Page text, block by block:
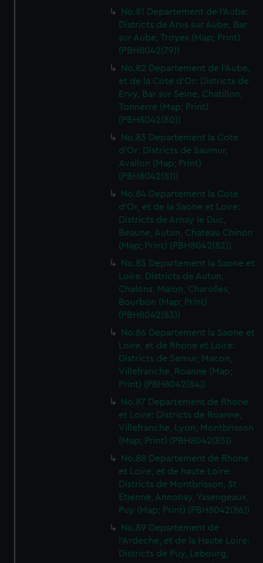
No.81 Departement de l'Aube:
Districts de Arus sur Aube, Bar
sur Aube, Troyes (Map; Print)
(PBH8042(79))
No.82 Departement de l'Aube,
et de la Cote d'Or: Districts de
Ervy, Bar sur Seine, Chatillon,
Tonnerre (Map; Print)
(PBH8042(80))
No.83 Departement la Cote
d'Or: Districts de Saumur,
Avallon (Map; Print)
(PBH8042(81))
No.84 Departement la Cote
d'Or, et de la Saone et Loire:
Districts de Arnay le Duc,
Beaune, Autun, Chateau Chinon
(Map; Print) (PBH8042(82))
No.85 Departement la Saone et
Loire: Districts de Autun,
Chalons, Maion, Charolles,
Bourbon (Map; Print)
(PBH8042(83))
No.86 Departement la Saone et
Loire, et de Rhone et Loire:
Districts de Semur, Macon,
Villefranche, Roanne (Map;
Print) (PBH8042(84))
No.87 Departement de Rhone
et Loire: Districts de Roanne,
Villefranche, Lyon, Montbrisson
(Map; Print) (PBH8042(85))
No.88 Departement de Rhone
et Loire, et de haute Loire:
Districts de Montbrisson, St
Etienne, Annonay, Yssengeaux,
Puy (Map; Print) (PBH8042(86))
No.89 Departement de
l'Ardeche, et de la Haute Loire:
Districts de Puy, Lebourg,